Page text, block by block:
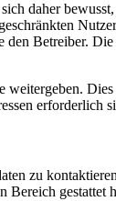
daher
Betreiber.
erforderlich
zu
Bereich gestattet